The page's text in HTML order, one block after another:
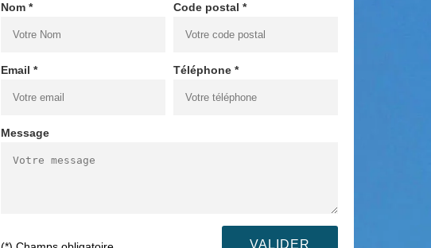
Nom * Code postal *
Email * Téléphone *
Message